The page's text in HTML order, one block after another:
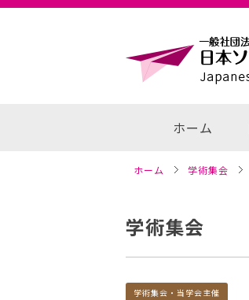
ホーム
ホーム 学術集会
学術集会
カテゴリー
学術集会・当学会主催